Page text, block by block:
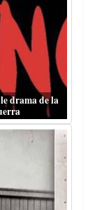
drama de la